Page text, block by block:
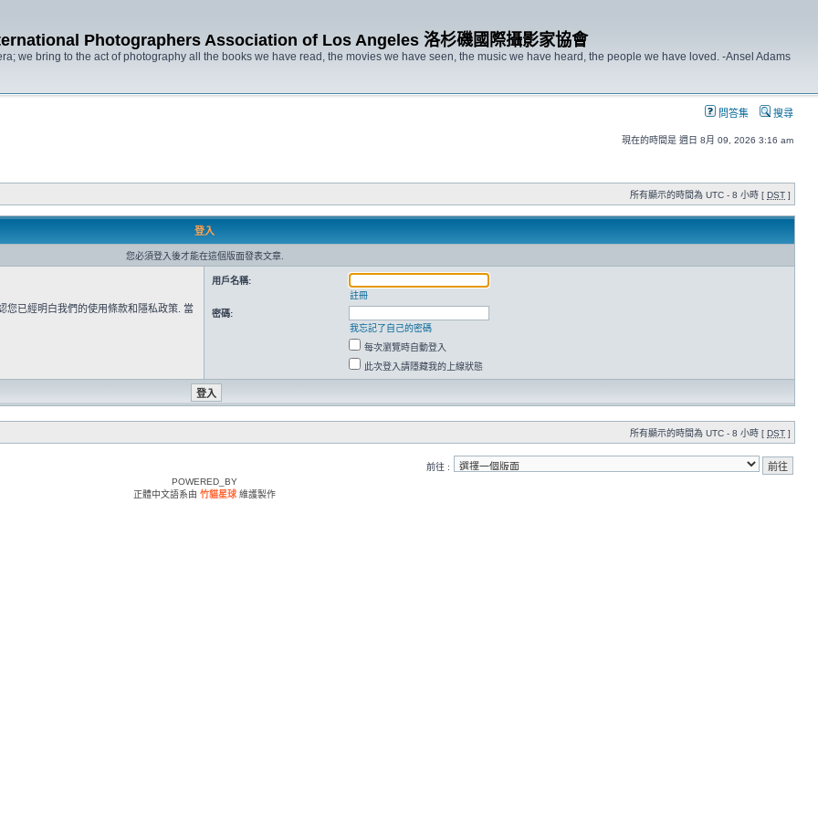
Photographers Association of Los Angeles 洛杉磯國際攝影家協會
we bring to the act of photography all the books we have read, the movies we have seen, the music we have heard, the people we have loved. -Ansel Adams
問答集 搜尋
現在的時間是 週日 8月 09, 2026 3:16 am
所有顯示的時間為 UTC - 8 小時 [ DST ]
登入
您必須登入後才能在這個版面發表文章.
您已經明白我們的使用條款和隱私政策. 當
用戶名稱:
註冊
密碼:
我忘記了自己的密碼
每次瀏覽時自動登入
此次登入請隱藏我的上線狀態
所有顯示的時間為 UTC - 8 小時 [ DST ]
前往 :
POWERED_BY
正體中文語系由 竹貓星球 維護製作